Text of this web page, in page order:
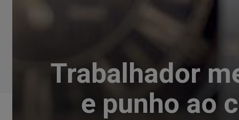
Trabalhador
e punho ao